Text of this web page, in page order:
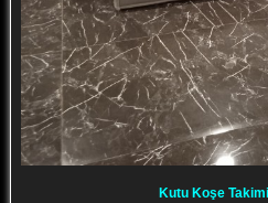
Kutu Koşe